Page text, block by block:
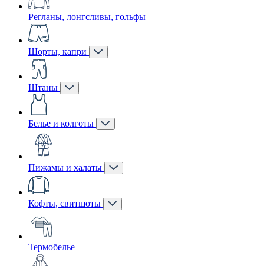
Регланы, лонгсливы, гольфы
Шорты, капри
Штаны
Белье и колготы
Пижамы и халаты
Кофты, свитшоты
Термобелье